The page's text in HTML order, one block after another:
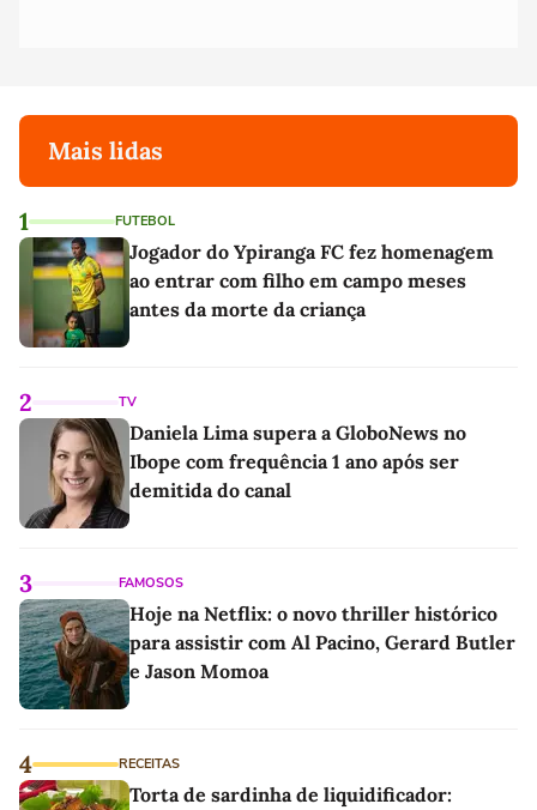
Mais lidas
1 FUTEBOL
Jogador do Ypiranga FC fez homenagem
ao entrar com filho em campo meses
antes da morte da criança
2 TV
Daniela Lima supera a GloboNews no
Ibope com frequência 1 ano após ser
demitida do canal
3 FAMOSOS
Hoje na Netflix: o novo thriller histórico
para assistir com Al Pacino, Gerard Butler
e Jason Momoa
4 RECEITAS
Torta de sardinha de liquidificador: